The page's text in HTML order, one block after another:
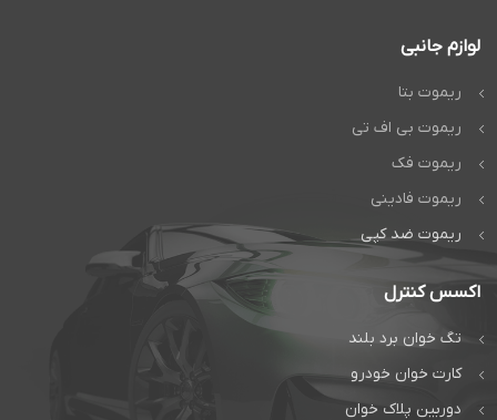
لوازم جانبی
ریموت بتا
ریموت بی اف تی
ریموت فک
ریموت فادینی
ریموت ضد کپی
اکسس کنترل
تگ خوان برد بلند
کارت خوان خودرو
دوربین پلاک خوان